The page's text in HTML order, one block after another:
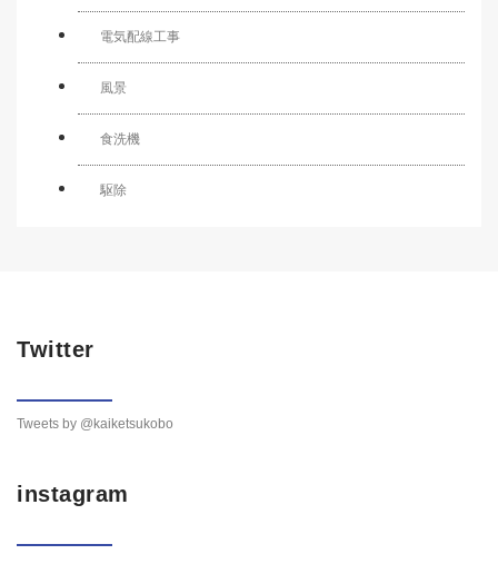
電気配線工事
風景
食洗機
駆除
Twitter
Tweets by @kaiketsukobo
instagram